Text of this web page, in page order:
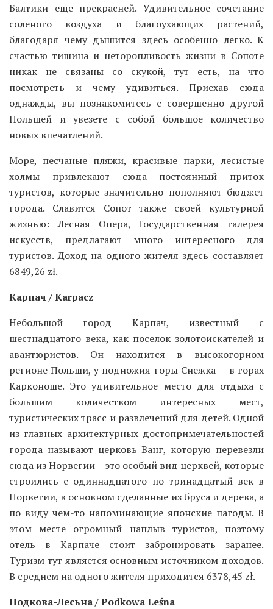
Балтики еще прекрасней. Удивительное сочетание
соленого воздуха и благоухающих растений,
благодаря чему дышится здесь особенно легко. К
счастью тишина и неторопливость жизни в Сопоте
никак не связаны со скукой, тут есть, на что
посмотреть и чему удивиться. Приехав сюда
однажды, вы познакомитесь с совершенно другой
Польшей и увезете с собой большое количество
новых впечатлений.
Море, песчаные пляжи, красивые парки, лесистые
холмы привлекают сюда постоянный приток
туристов, которые значительно пополняют бюджет
города. Славится Сопот также своей культурной
жизнью: Лесная Опера, Государственная галерея
искусств, предлагают много интересного для
туристов. Доход на одного жителя здесь составляет
6849,26 zł.
Карпач / Karpacz
Небольшой город Карпач, известный с
шестнадцатого века, как поселок золотоискателей и
авантюристов. Он находится в высокогорном
регионе Польши, у подножия горы Снежка — в горах
Карконоше. Это удивительное место для отдыха с
большим количеством интересных мест,
туристических трасс и развлечений для детей. Одной
из главных архитектурных достопримечательностей
города называют церковь Ванг, которую перевезли
сюда из Норвегии – это особый вид церквей, которые
строились с одиннадцатого по тринадцатый век в
Норвегии, в основном сделанные из бруса и дерева, а
по виду чем-то напоминающие японские пагоды. В
этом месте огромный наплыв туристов, поэтому
отель в Карпаче стоит забронировать заранее.
Туризм тут является основным источником доходов.
В среднем на одного жителя приходится 6378,45 zł.
Подкова-Лесьна / Podkowa Leśna